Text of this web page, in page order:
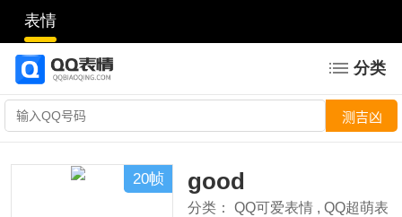
表情
分类
20帧 good
分类： QQ可爱表情 , QQ超萌表